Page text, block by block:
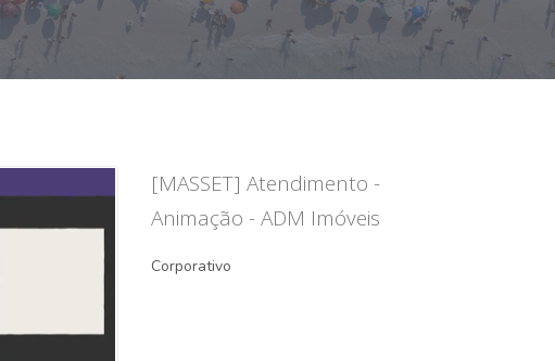
[MASSET] Atendimento -
Animação - ADM Imóveis
Corporativo